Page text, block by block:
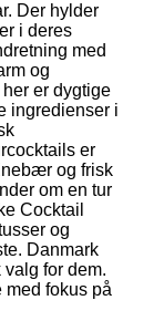
Der hylder
i deres
med
og
er dygtige
ingredienser i
er
og frisk
om en tur
Cocktail
og
Danmark
valg for dem.
fokus på